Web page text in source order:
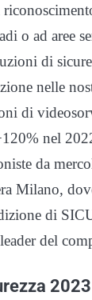
o ad aree
di
nelle
di
nel
da
Milano,
di
del
2023